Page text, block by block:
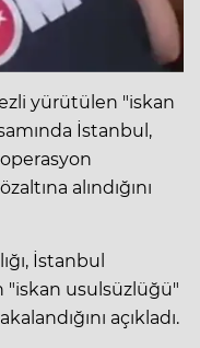
yürütülen "iskan
İstanbul,
alındığını
İstanbul
"iskan usulsüzlüğü"
açıkladı.